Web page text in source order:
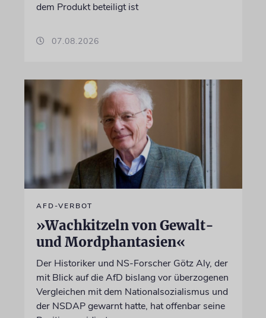
dem Produkt beteiligt ist
07.08.2026
AFD-VERBOT
»Wachkitzeln von Gewalt-
und Mordphantasien«
Der Historiker und NS-Forscher Götz Aly, der
mit Blick auf die AfD bislang vor überzogenen
Vergleichen mit dem Nationalsozialismus und
der NSDAP gewarnt hatte, hat offenbar seine